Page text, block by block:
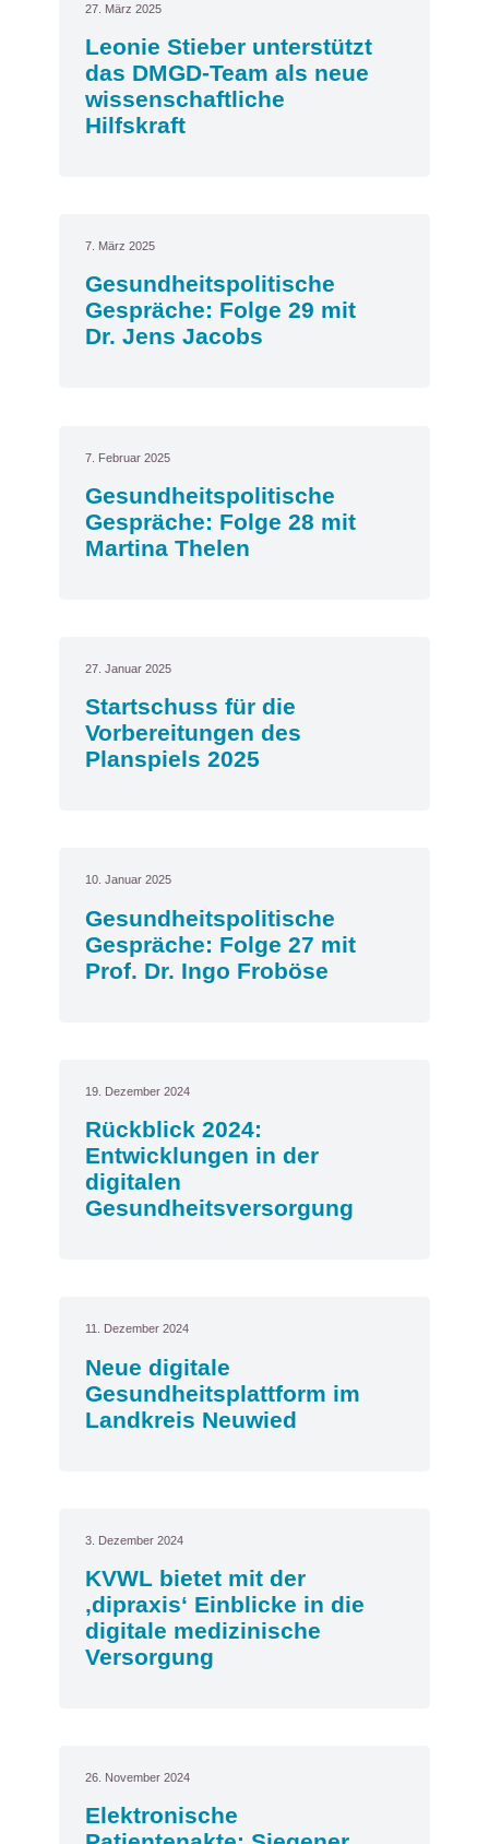
27. März 2025
Leonie Stieber unterstützt
das DMGD-Team als neue
wissenschaftliche
Hilfskraft
7. März 2025
Gesundheitspolitische
Gespräche: Folge 29 mit
Dr. Jens Jacobs
7. Februar 2025
Gesundheitspolitische
Gespräche: Folge 28 mit
Martina Thelen
27. Januar 2025
Startschuss für die
Vorbereitungen des
Planspiels 2025
10. Januar 2025
Gesundheitspolitische
Gespräche: Folge 27 mit
Prof. Dr. Ingo Froböse
19. Dezember 2024
Rückblick 2024:
Entwicklungen in der
digitalen
Gesundheitsversorgung
11. Dezember 2024
Neue digitale
Gesundheitsplattform im
Landkreis Neuwied
3. Dezember 2024
KVWL bietet mit der
‚dipraxis‘ Einblicke in die
digitale medizinische
Versorgung
26. November 2024
Elektronische